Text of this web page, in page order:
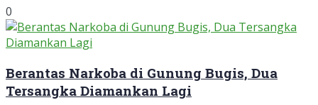
0
Berantas Narkoba di Gunung Bugis, Dua
Tersangka Diamankan Lagi